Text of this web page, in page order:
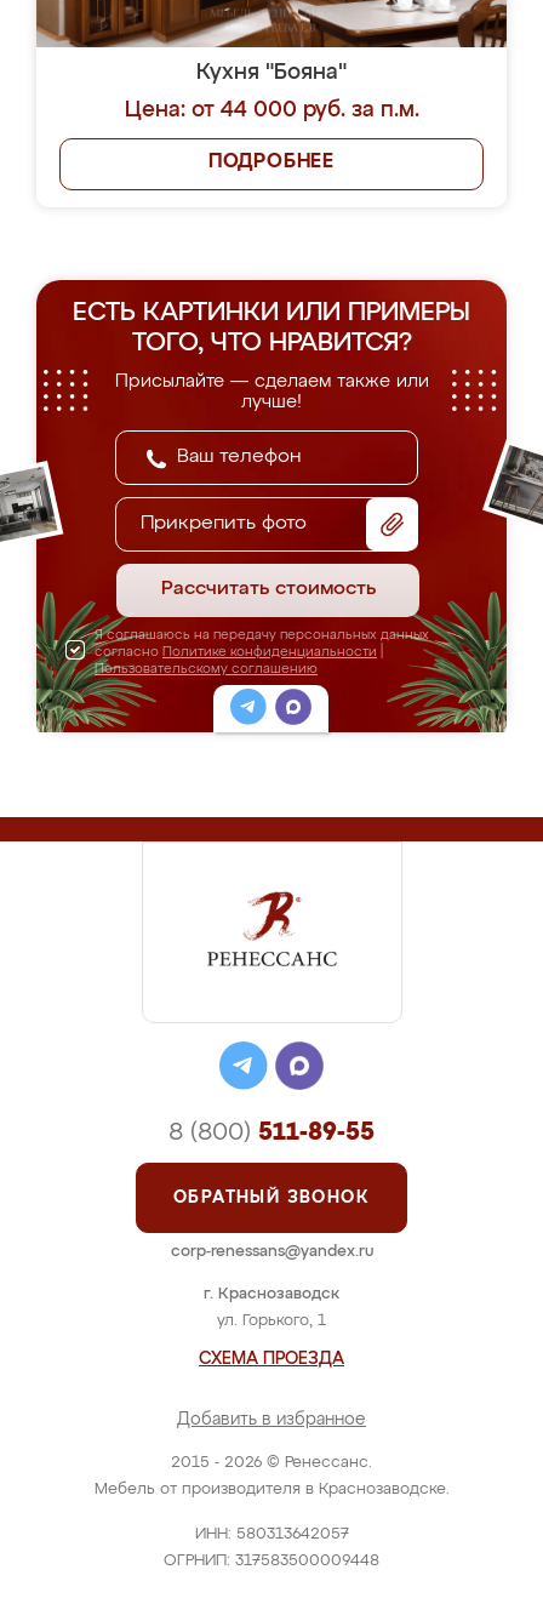
Кухня "Бояна"
Цена: от 44 000 руб. за п.м.
ПОДРОБНЕЕ
ЕСТЬ КАРТИНКИ ИЛИ ПРИМЕРЫ
ТОГО, ЧТО НРАВИТСЯ?
Присылайте — сделаем также или
лучше!
Прикрепить фото
Рассчитать стоимость
Я соглашаюсь на передачу персональных данных
согласно Политике конфиденциальности
Пользовательскому соглашению
2015 - 2026 © Ренессанс.
Мебель от производителя в Краснозаводске.
ИНН: 580313642057
ОГРНИП: 317583500009448
г. Краснозаводск
ул. Горького, 1
СХЕМА ПРОЕЗДА
Добавить в избранное
8 (800) 511-89-55
ОБРАТНЫЙ ЗВОНОК
corp-renessans@yandex.ru